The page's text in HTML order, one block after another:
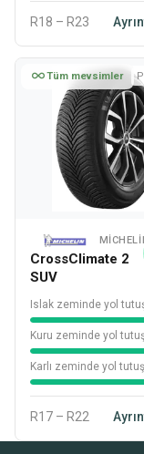
R18 – R23
Tüm mevsimler
CrossClimate 2
SUV
Islak zeminde yol
Kuru zeminde yol
Karlı zeminde yol
R17 – R22